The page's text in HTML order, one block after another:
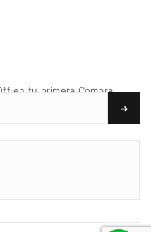
en tu primera Compra.
➜